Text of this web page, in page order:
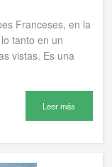
Franceses, en la
tanto en un
vistas. Es una
Leer más